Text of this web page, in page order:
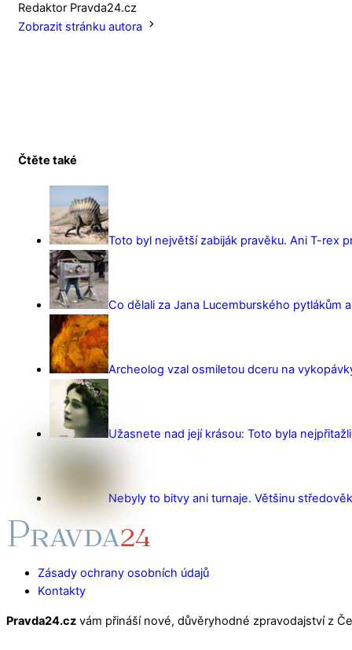
Redaktor Pravda24.cz
Zobrazit stránku autora
Čtěte také
Toto byl největší zabiják pravěku. Ani T-rex
Co dělali za Jana Lucemburského pytlákům
Archeolog vzal osmiletou dceru na
Užasnete nad její krásou: Toto byla
Nebyly to bitvy ani turnaje. Většinu
Zásady ochrany osobních údajů
Kontakty
Pravda24.cz vám přináší nové, důvěryhodné zpravodajství z